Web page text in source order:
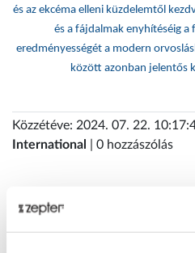
és az ekcéma elleni küzdelemtől
és a fájdalmak enyhítéséig
eredményességét a modern
között azonban jelentős
Közzétéve: 2024. 07. 22.
International
| 0 hozzászólás
Tags
abonyi orsi bioptron borapolas